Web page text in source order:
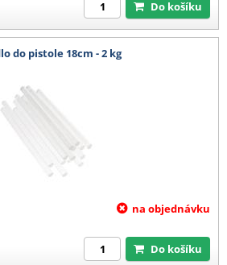
Do košíku
do pistole 18cm - 2 kg
na objednávku
Do košíku